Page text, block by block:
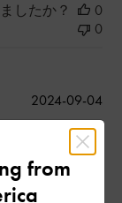
したか？
0
0
公
開
2024-09-04
from